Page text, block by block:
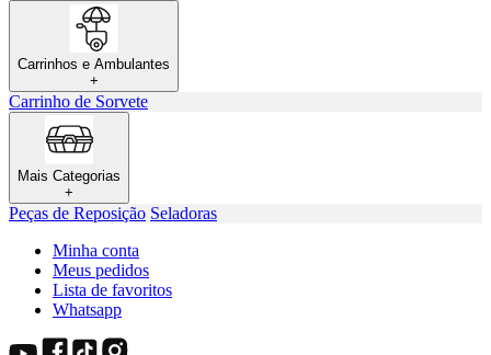
Carrinhos e Ambulantes
+
Carrinho de Sorvete
Mais Categorias
+
Peças de Reposição Seladoras
Minha conta
Meus pedidos
Lista de favoritos
Whatsapp